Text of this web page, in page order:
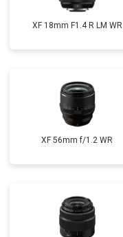
XF 18mm F1.4 R LM WR
XF 56mm f/1.2 WR